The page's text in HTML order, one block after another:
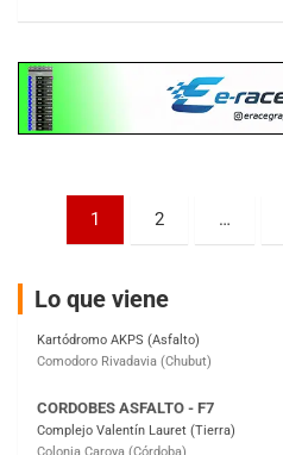
Paginación
entradas
1 2 …
Lo que viene
Zárate (Buenos Aires)
PROKART METROPOLITANO - F1
Rubén Luis Di Palma (Asfalto)
AKPS - F6
Kartódromo AKPS (Asfalto)
CORDOBES ASFALTO - F7
Complejo Valentín Lauret (Tierra)
Colonia Caroya (Córdoba)
Parque de la Velocidad (Asfalto)
Villaguay (Entre Ríos)